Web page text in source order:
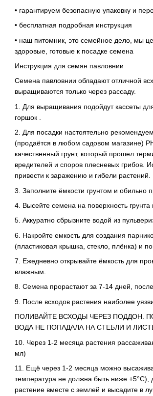
• гарантируем безопасную упаковку и
• бесплатная подробная инструкция
• наш питомник, это семейное дело, мы
здоровые, готовые к посадке семена
Инструкция для семян павловнии
Семена павловнии обладают отличной
выращиваются только через рассаду.
1. Для выращивания подойдут кассеты
горшок .
2. Для посадки настоятельно
(продаётся в любом садовом магазине)
качественный грунт, который прошел
вредителей и споров плесневых грибов.
привести к заражению и гибели растений.
3. Заполните ёмкости грунтом и обильно
4. Высейте семена на поверхность грунта
5. Аккуратно сбрызните водой из
6. Накройте емкость для создания
(пластиковая крышка, стекло, плёнка) и
7. Ежедневно открывайте ёмкость для
влажным.
8. Семена прорастают за 7-14 дней,
9. После всходов растения наиболее
ПОЛИВАЙТЕ ВСХОДЫ ЧЕРЕЗ ПОДДОН.
ВОДА НЕ ПОПАДАЛА НА СТЕБЛИ И
10. Через 1-2 месяца растения
мл)
11. Ещё через 1-2 месяца можно
температура не должна быть ниже +5°C),
растение вместе с землей и высадите в